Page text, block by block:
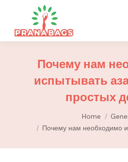
Почему нам
испытывать
простых
Home
Почему нам необходимо